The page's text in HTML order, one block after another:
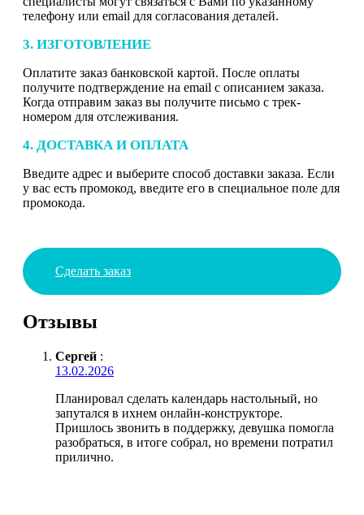
телефону или email для согласования деталей.
3. ИЗГОТОВЛЕНИЕ
Оплатите заказ банковской картой. После оплаты
получите подтверждение на email с описанием заказа.
Когда отправим заказ вы получите письмо с трек-
номером для отслеживания.
4. ДОСТАВКА И ОПЛАТА
Введите адрес и выберите способ доставки заказа. Если
у вас есть промокод, введите его в специальное поле для
промокода.
Сделать заказ
Отзывы
Сергей :
13.02.2026
Планировал сделать календарь настольный, но
запутался в ихнем онлайн-конструкторе.
Пришлось звонить в поддержку, девушка помогла
разобраться, в итоге собрал, но времени потратил
прилично.